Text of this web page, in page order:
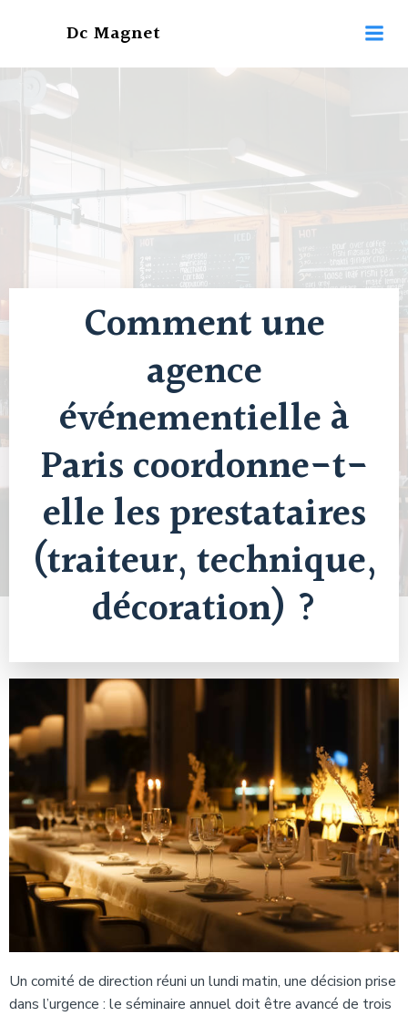
Dc Magnet
Comment une
agence
événementielle à
Paris coordonne-t-
elle les prestataires
(traiteur, technique,
décoration) ?
Un comité de direction réuni un lundi matin, une décision prise
dans l’urgence : le séminaire annuel doit être avancé de trois